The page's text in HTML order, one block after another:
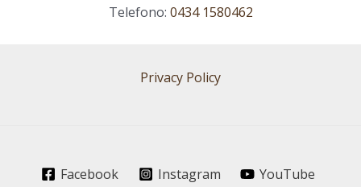
Telefono: 0434 1580462
Privacy Policy
Facebook Instagram
YouTube